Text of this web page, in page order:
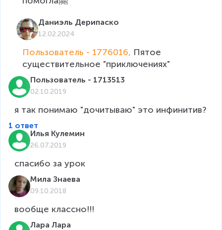
Даниэль Дерипаско
12.02.2024
Пользователь - 1776016, Пятое
существительное "приключениях"
Пользователь - 1713513
02.10.2019
я так понимаю "дочитываю" это инфинитив?
1 ответ
Илья Кулемин
26.07.2019
спасибо за урок
Мила Знаева
09.10.2018
Лара Лара